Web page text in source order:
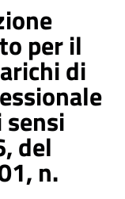
per il
di
del
n.